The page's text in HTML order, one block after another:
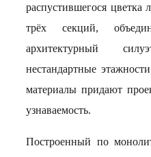
распустившегося цветка
трёх секций,
архитектурный
нестандартные
материалы придают
узнаваемость.
Построенный по